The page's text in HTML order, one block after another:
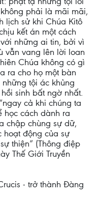
phải là mãi mãi,
lịch sử khi Chúa Kitô
kết án một cách
những ai tin, bởi vì
vẫn vang lên lời loan
Chúa không có gì
ra cho họ một bàn
tội ác khủng
sinh bất ngờ nhất.
cả khi chúng ta
học cách dành ra
chập chùng sự dữ,
hoạt động của sự
thiện” (Thông điệp
Thế Giới Truyền
- trở thành Đàng